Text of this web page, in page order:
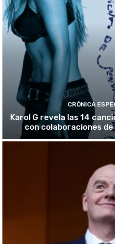
CRÓNICA
Karol G revela las 14
con colaboraciones